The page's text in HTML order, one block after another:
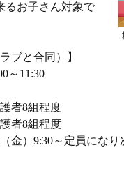
お子さん対象で
ブと合同）】
～11:30
者8組程度
者8組程度
金）9:30～定員になり